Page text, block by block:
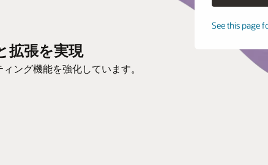
See this page
拡張を実現
ング機能を強化しています。